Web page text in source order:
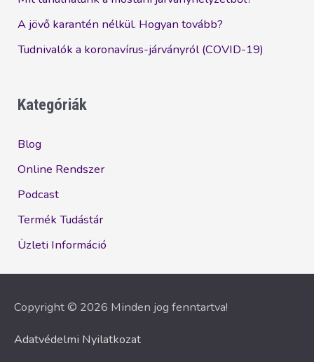
1.
A jövő karantén nélkül. Hogyan tovább?
Tudnivalók a koronavírus-járványról (COVID-19)
Kategóriák
Blog
Online Rendszer
Podcast
Termék Tudástár
Üzleti Információ
Copyright © 2026 Minden jog fenntartva!
Adatvédelmi Nyilatkozat